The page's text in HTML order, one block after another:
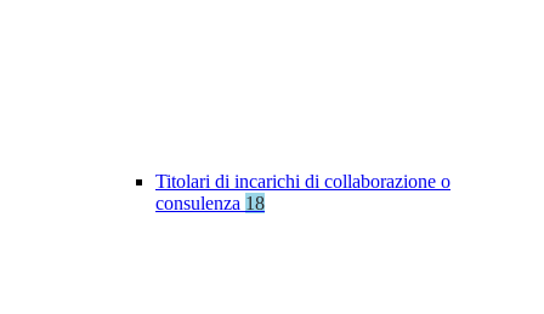
Titolari di incarichi di collaborazione o
consulenza 18